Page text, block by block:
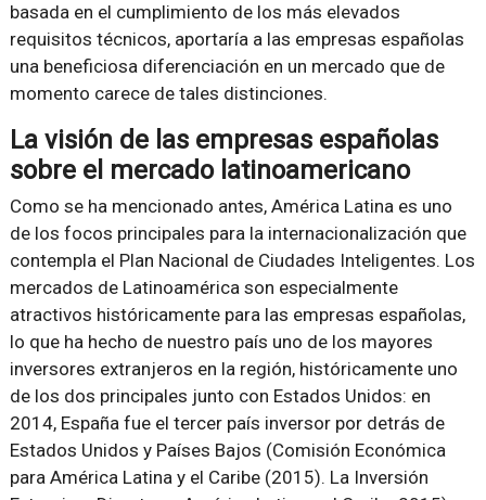
basada en el cumplimiento de los más elevados
requisitos técnicos, aportaría a las empresas españolas
una beneficiosa diferenciación en un mercado que de
momento carece de tales distinciones.
La visión de las empresas españolas
sobre el mercado latinoamericano
Como se ha mencionado antes, América Latina es uno
de los focos principales para la internacionalización que
contempla el Plan Nacional de Ciudades Inteligentes. Los
mercados de Latinoamérica son especialmente
atractivos históricamente para las empresas españolas,
lo que ha hecho de nuestro país uno de los mayores
inversores extranjeros en la región, históricamente uno
de los dos principales junto con Estados Unidos: en
2014, España fue el tercer país inversor por detrás de
Estados Unidos y Países Bajos (Comisión Económica
para América Latina y el Caribe (2015). La Inversión